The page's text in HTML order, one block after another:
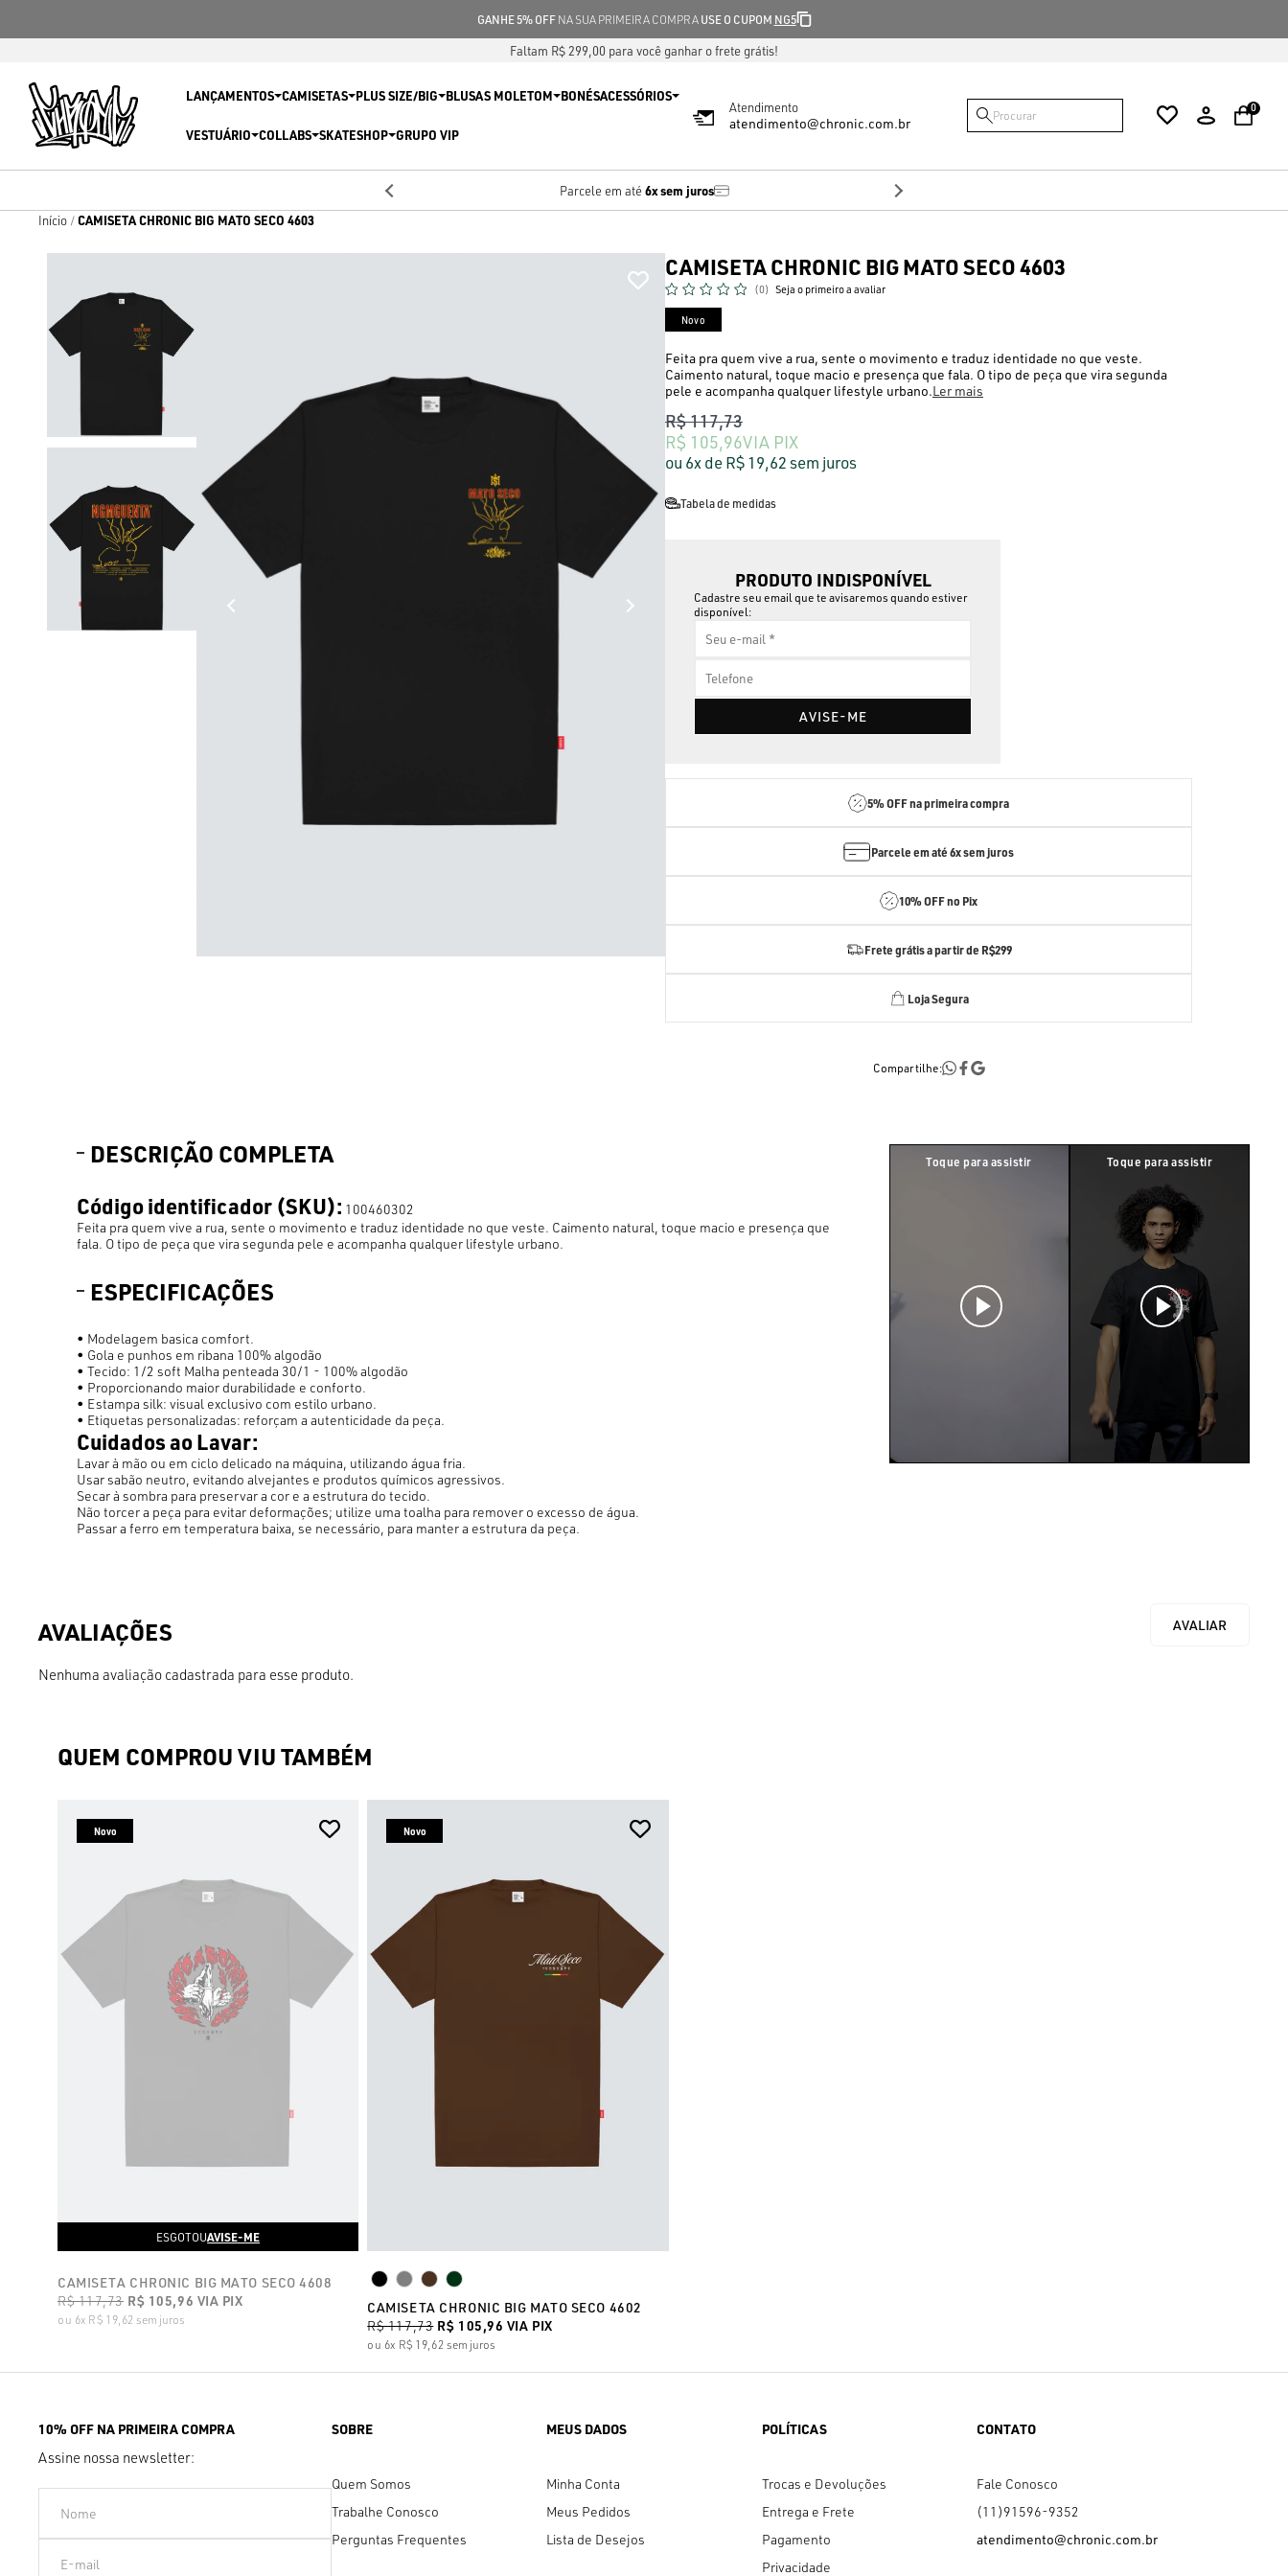
GANHE 5% OFFNA SUA PRIMEIRA COMPRA USE O CUPOM NG5
Faltam R$ 299,00 para você ganhar o frete grátis!
LANÇAMENTOS CAMISETAS PLUS SIZE/BIG BLUSAS MOLETOM BONÉSACESSÓRIOS
VESTUÁRIO COLLABS SKATESHOP GRUPO VIP
Atendimento
atendimento@chronic.com.br
0
Parcele em até 6x sem juros
Início CAMISETA CHRONIC BIG MATO SECO 4603
CAMISETA CHRONIC BIG MATO SECO 4603
(0) Seja o primeiro a avaliar
Novo
Feita pra quem vive a rua, sente o movimento e traduz identidade no que veste.
Caimento natural, toque macio e presença que fala. O tipo de peça que vira segunda
pele e acompanha qualquer lifestyle urbano.Ler mais
R$ 105,96VIA PIX
R$ 117,73
6x R$ 19,62sem juros
Tabela de medidas
PRODUTO INDISPONÍVEL
Cadastre seu email que te avisaremos quando estiver
disponível:
AVISE-ME
5% OFFna primeira compra
Parcele em até6x sem juros
10% OFF no Pix
Frete grátis a partir de R$299
Loja Segura
Compartilhe:
DESCRIÇÃO COMPLETA
Código identificador (SKU): 100460302
Feita pra quem vive a rua, sente o movimento e traduz identidade no que veste. Caimento natural, toque macio e presença que
fala. O tipo de peça que vira segunda pele e acompanha qualquer lifestyle urbano.
ESPECIFICAÇÕES
• Modelagem basica comfort.
• Gola e punhos em ribana 100% algodão
• Tecido: 1/2 soft Malha penteada 30/1 - 100% algodão
• Proporcionando maior durabilidade e conforto.
• Estampa silk: visual exclusivo com estilo urbano.
• Etiquetas personalizadas: reforçam a autenticidade da peça.
Cuidados ao Lavar:
Lavar à mão ou em ciclo delicado na máquina, utilizando água fria.
Usar sabão neutro, evitando alvejantes e produtos químicos agressivos.
Secar à sombra para preservar a cor e a estrutura do tecido.
Não torcer a peça para evitar deformações; utilize uma toalha para remover o excesso de água.
Passar a ferro em temperatura baixa, se necessário, para manter a estrutura da peça.
Nenhuma avaliação cadastrada para esse produto.
QUEM COMPROU VIU TAMBÉM
Novo
ESGOTOUAVISE-ME
CAMISETA CHRONIC BIG MATO SECO 4608
R$ 105,96 VIA PIX
R$ 117,73
6x R$ 19,62 sem juros
Novo
CAMISETA CHRONIC BIG MATO SECO 4602
R$ 105,96 VIA PIX
R$ 117,73
6x R$ 19,62 sem juros
10% OFF NA PRIMEIRA COMPRA
Assine nossa newsletter:
SOBRE
Quem Somos
Trabalhe Conosco
Perguntas Frequentes
MEUS DADOS
Minha Conta
Meus Pedidos
Lista de Desejos
POLÍTICAS
Trocas e Devoluções
Entrega e Frete
Pagamento
Privacidade
CONTATO
Fale Conosco
(11)91596-9352
atendimento@chronic.com.br